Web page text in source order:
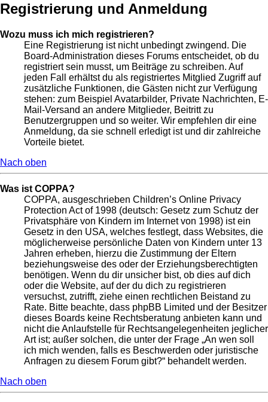
Registrierung und Anmeldung
Wozu muss ich mich registrieren?
Eine Registrierung ist nicht unbedingt zwingend. Die
Board-Administration dieses Forums entscheidet, ob du
registriert sein musst, um Beiträge zu schreiben. Auf
jeden Fall erhältst du als registriertes Mitglied Zugriff auf
zusätzliche Funktionen, die Gästen nicht zur Verfügung
stehen: zum Beispiel Avatarbilder, Private Nachrichten, E-
Mail-Versand an andere Mitglieder, Beitritt zu
Benutzergruppen und so weiter. Wir empfehlen dir eine
Anmeldung, da sie schnell erledigt ist und dir zahlreiche
Vorteile bietet.
Nach oben
Was ist COPPA?
COPPA, ausgeschrieben Children’s Online Privacy
Protection Act of 1998 (deutsch: Gesetz zum Schutz der
Privatsphäre von Kindern im Internet von 1998) ist ein
Gesetz in den USA, welches festlegt, dass Websites, die
möglicherweise persönliche Daten von Kindern unter 13
Jahren erheben, hierzu die Zustimmung der Eltern
beziehungsweise des oder der Erziehungsberechtigten
benötigen. Wenn du dir unsicher bist, ob dies auf dich
oder die Website, auf der du dich zu registrieren
versuchst, zutrifft, ziehe einen rechtlichen Beistand zu
Rate. Bitte beachte, dass phpBB Limited und der Besitzer
dieses Boards keine Rechtsberatung anbieten kann und
nicht die Anlaufstelle für Rechtsangelegenheiten jeglicher
Art ist; außer solchen, die unter der Frage „An wen soll
ich mich wenden, falls es Beschwerden oder juristische
Anfragen zu diesem Forum gibt?“ behandelt werden.
Nach oben